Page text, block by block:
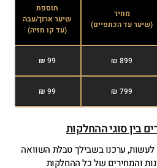
מחיר
(שיער עד הכתפיים)
תוספת
שיער ארוך/עבה
(עד קו חזיה)
899 ₪
99 ₪
799 ₪
99 ₪
בין סוגי ההחלקות
ערכנו בשבילך טבלת השוואה
והמחירים של כל ההחלקות